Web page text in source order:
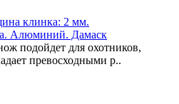
клинка: 2 мм.
Алюминий. Дамаск
подойдет для охотников,
превосходными р..